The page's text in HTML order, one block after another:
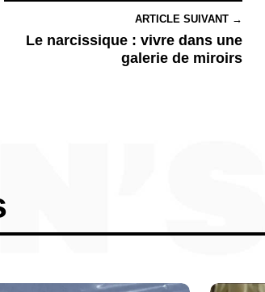
ARTICLE SUIVANT →
Le narcissique : vivre dans une
galerie de miroirs